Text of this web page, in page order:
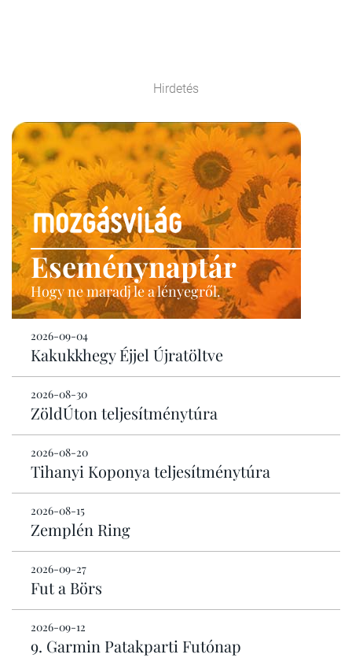
Hirdetés
Eseménynaptár
Hogy ne maradj le a lényegről.
2026-09-04
Kakukkhegy Éjjel Újratöltve
2026-08-30
ZöldÚton teljesítménytúra
2026-08-20
Tihanyi Koponya teljesítménytúra
2026-08-15
Zemplén Ring
2026-09-27
Fut a Börs
2026-09-12
9. Garmin Patakparti Futónap